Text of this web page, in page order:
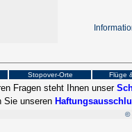
Stopover-Orte Flüge
Fragen steht Ihnen unser
Sie unseren
©